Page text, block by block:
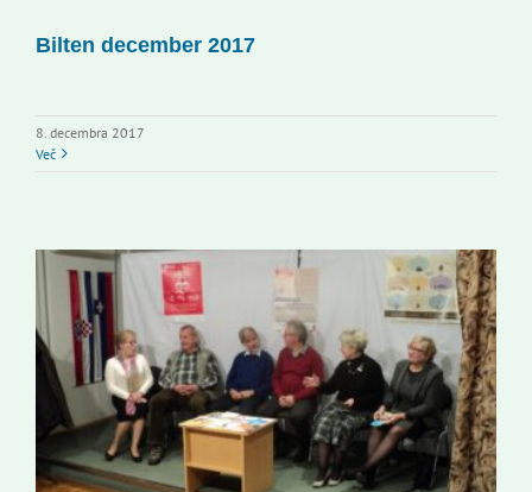
Bilten december 2017
8. decembra 2017
Več